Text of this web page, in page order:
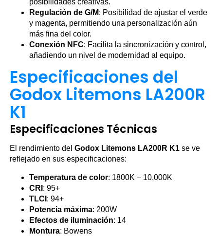
posibilidades creativas.
Regulación de G/M: Posibilidad de ajustar el verde
y magenta, permitiendo una personalización aún
más fina del color.
Conexión NFC: Facilita la sincronización y control,
añadiendo un nivel de modernidad al equipo.
Especificaciones del
Godox Litemons LA200R
K1
Especificaciones Técnicas
El rendimiento del Godox Litemons LA200R K1 se ve
reflejado en sus especificaciones:
Temperatura de color: 1800K – 10,000K
CRI : 95+
TLCI : 94+
Potencia máxima: 200W
Efectos de iluminación: 14
Montura: Bowens